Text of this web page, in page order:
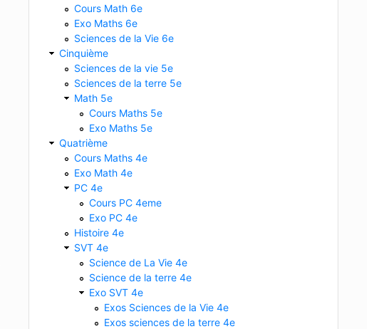
Cours Math 6e
Exo Maths 6e
Sciences de la Vie 6e
Cinquième
Sciences de la vie 5e
Sciences de la terre 5e
Math 5e
Cours Maths 5e
Exo Maths 5e
Quatrième
Cours Maths 4e
Exo Math 4e
PC 4e
Cours PC 4eme
Exo PC 4e
Histoire 4e
SVT 4e
Science de La Vie 4e
Science de la terre 4e
Exo SVT 4e
Exos Sciences de la Vie 4e
Exos sciences de la terre 4e